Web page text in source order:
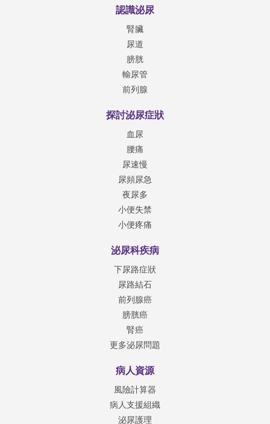
認識泌尿
腎臟
尿道
膀胱
輸尿管
前列腺
探討泌尿症狀
血尿
腰痛
尿速慢
尿頻尿急
夜尿多
小便失禁
小便疼痛
泌尿科疾病
下尿路症狀
尿路結石
前列腺癌
膀胱癌
腎癌
更多泌尿問題
病人資源
風險計算器
病人支援組織
泌尿護理